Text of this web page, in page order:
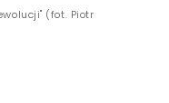
(fot. Piotr